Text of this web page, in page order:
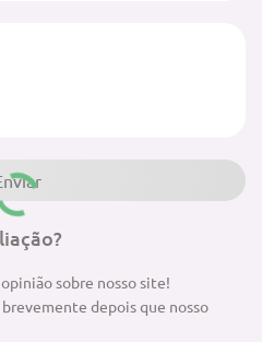
sobre nosso site!
depois que nosso